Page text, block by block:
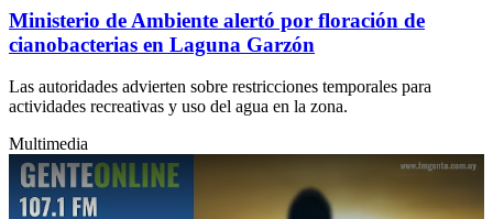
Ministerio de Ambiente alertó por floración de
cianobacterias en Laguna Garzón
Las autoridades advierten sobre restricciones temporales para
actividades recreativas y uso del agua en la zona.
Multimedia